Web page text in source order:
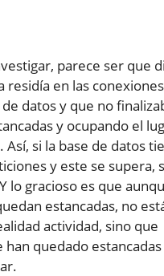
parece ser que
residía en las
datos y que no
y ocupando el
Así, si la base de datos
y este se supera,
lo gracioso es que
estancadas, no
actividad, sino que
quedado